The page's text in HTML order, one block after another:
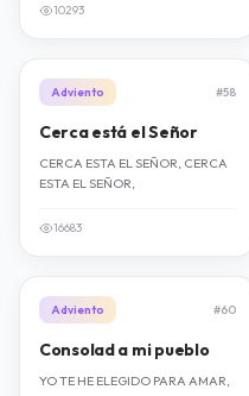
10293
Adviento #58
Cerca está el Señor
CERCA ESTA EL SEÑOR, CERCA
ESTA EL SEÑOR,
16683
Adviento #60
Consolad a mi pueblo
YO TE HE ELEGIDO PARA AMAR,